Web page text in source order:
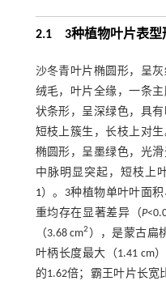
2.1 3种植物叶片表型
沙冬青叶片椭圆形，呈
绒毛，叶片全缘，一条
状条形，呈深绿色，具
短枝上簇生，长枝上对
椭圆形，呈墨绿色，光
中脉明显突起，短枝上
1）。3种植物单叶叶面
重均存在显著差异（P
（3.68 cm2 ），是蒙古扁
叶柄长度最大（1.41 cm
的1.62倍；霸王叶片长宽